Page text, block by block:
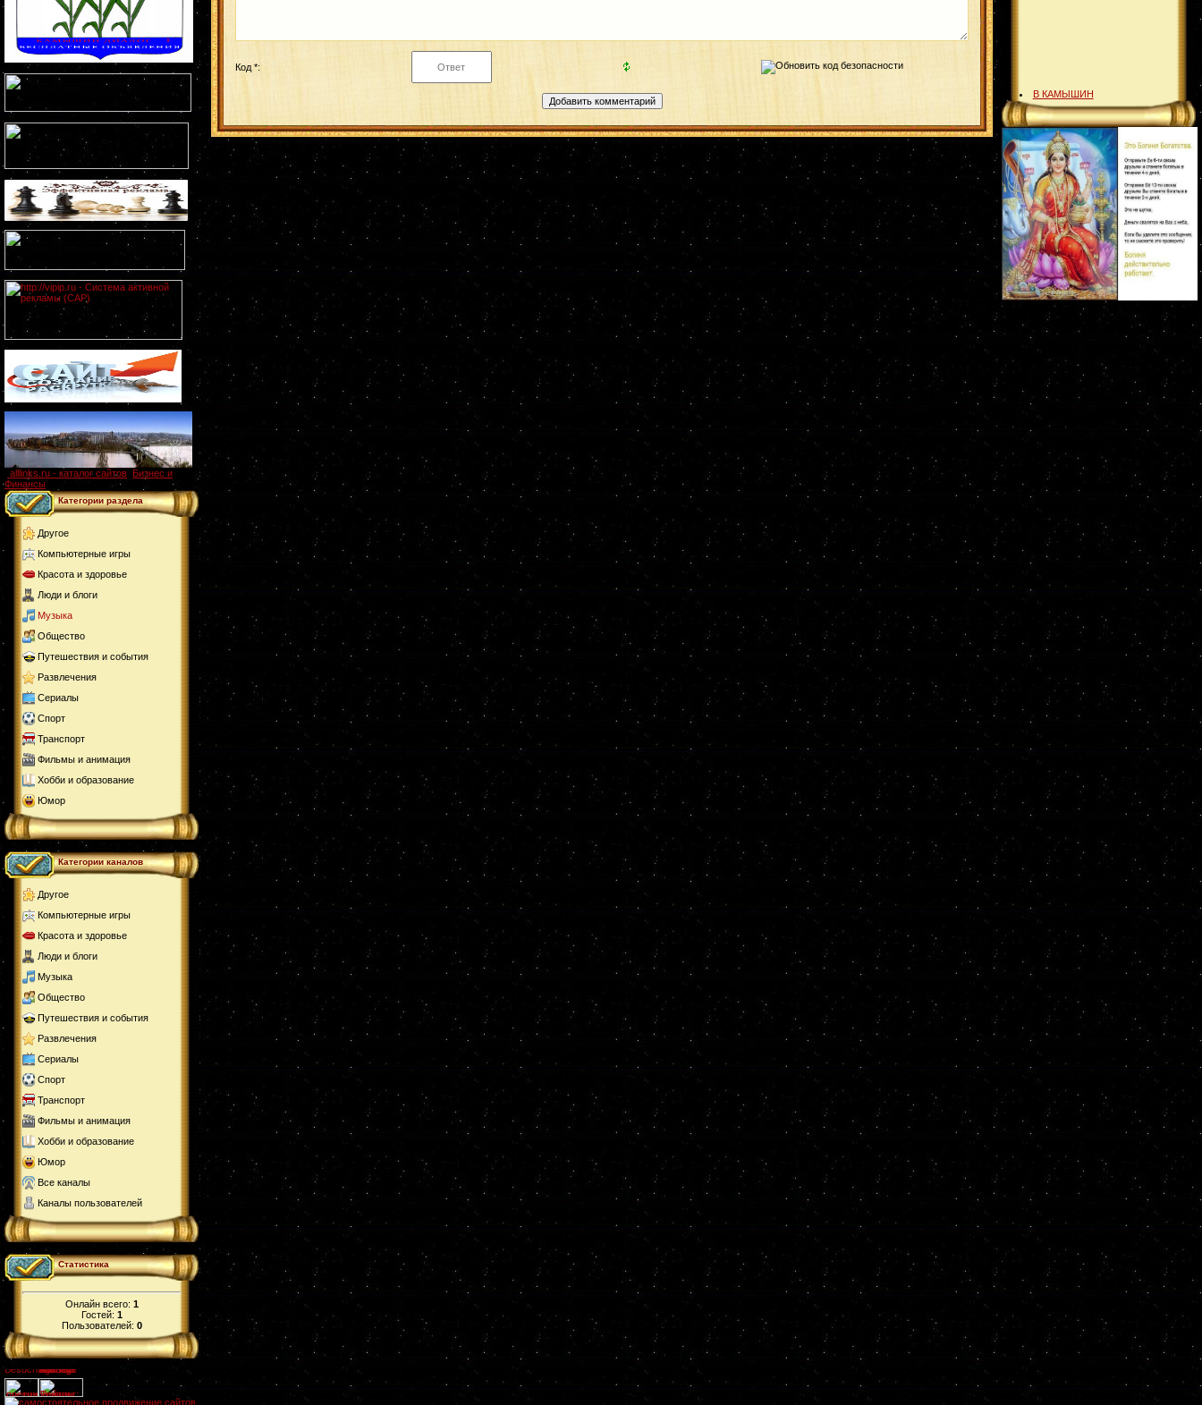
alllinks.ru - каталог сайтов Бизнес и
Финансы
Категории раздела
Другое
Компьютерные игры
Красота и здоровье
Люди и блоги
Музыка
Общество
Путешествия и события
Развлечения
Сериалы
Спорт
Транспорт
Фильмы и анимация
Хобби и образование
Юмор
Категории каналов
Другое
Компьютерные игры
Красота и здоровье
Люди и блоги
Музыка
Общество
Путешествия и события
Развлечения
Сериалы
Спорт
Транспорт
Фильмы и анимация
Хобби и образование
Юмор
Все каналы
Каналы пользователей
Статистика
Онлайн всего: 1
Гостей: 1
Пользователей: 0
Код *:
В КАМЫШИН